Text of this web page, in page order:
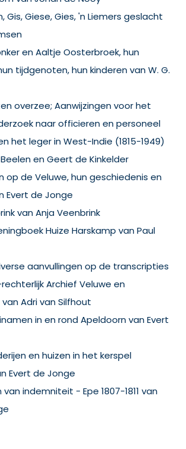
Gis, Giese, Gies, 'n Liemers geslacht
en Aaltje Oosterbroek, hun
tijdgenoten, hun kinderen van W. G.
overzee; Aanwijzingen voor het
naar officieren en personeel
het leger in West-Indie (1815-1949)
en Geert de Kinkelder
op de Veluwe, hun geschiedenis en
Evert de Jonge
van Anja Veenbrink
Huize Harskamp van Paul
aanvullingen op de transcripties
Archief Veluwe en
Adri van Silfhout
in en rond Apeldoorn van Evert
en huizen in het kerspel
Evert de Jonge
van indemniteit - Epe 1807-1811 van